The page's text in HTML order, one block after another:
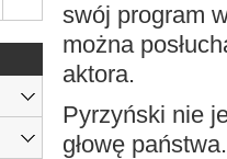
swój program
można
aktora.
Pyrzyński nie
głowę